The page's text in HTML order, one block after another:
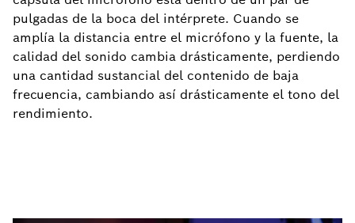
pulgadas de la boca del intérprete. Cuando se
amplía la distancia entre el micrófono y la fuente, la
calidad del sonido cambia drásticamente, perdiendo
una cantidad sustancial del contenido de baja
frecuencia, cambiando así drásticamente el tono del
rendimiento.